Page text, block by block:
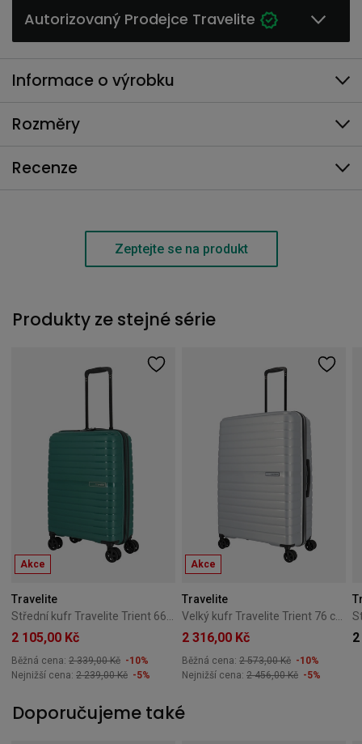
Autorizovaný Prodejce Travelite
Informace o výrobku
Rozměry
Recenze
Zeptejte se na produkt
Produkty ze stejné série
Akce
Travelite
2 105,00 Kč
Běžná cena: 2 339,00 Kč -10%
Nejnižší cena: 2 239,00 Kč -5%
Akce
Travelite
2 316,00 Kč
Běžná cena: 2 573,00 Kč -10%
Nejnižší cena: 2 456,00 Kč -5%
Doporučujeme také